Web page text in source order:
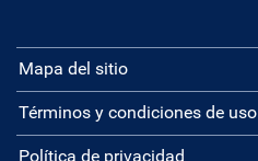
Mapa del sitio
Términos y condiciones de uso
Política de privacidad